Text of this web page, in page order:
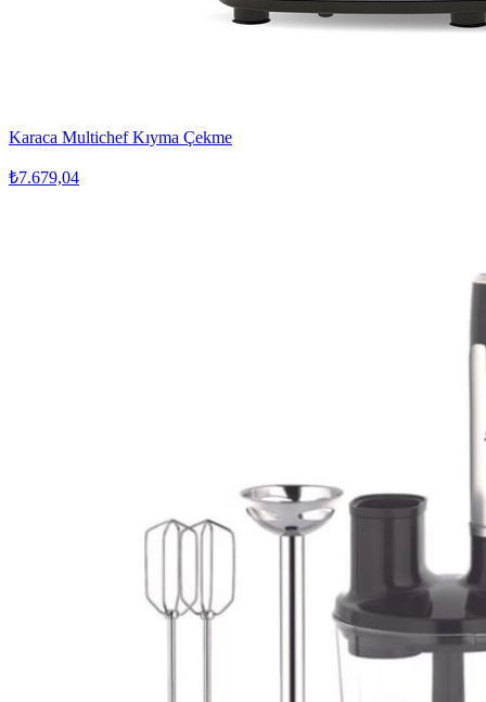
Karaca Multichef Kıyma Çekme
₺7.679,04